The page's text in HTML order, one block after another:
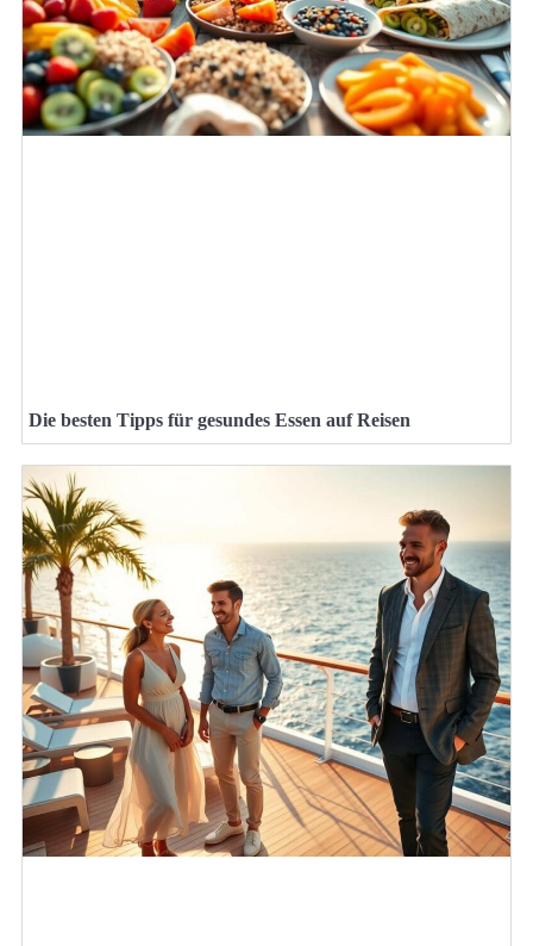
Die besten Tipps für gesundes Essen auf Reisen